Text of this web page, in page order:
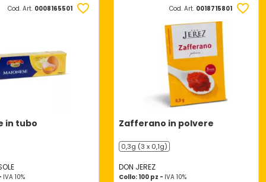
Cod. Art. 0008165501
in tubo
IVA 10%
Cod. Art. 0018715801
Zafferano in polvere
0,3g (3 x 0,1g)
DON JEREZ
Collo: 100 pz - IVA 10%